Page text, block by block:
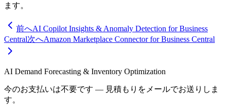
ます。
前へAI Copilot Insights & Anomaly Detection for Business
Central次へAmazon Marketplace Connector for Business Central
AI Demand Forecasting & Inventory Optimization
今のお支払いは不要です — 見積もりをメールでお送りしま
す。